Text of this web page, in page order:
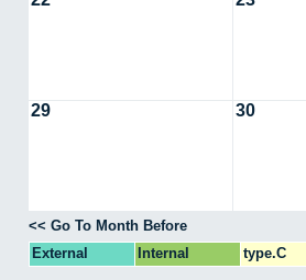
29 30
<< Go To Month Before
External
Internal type.C